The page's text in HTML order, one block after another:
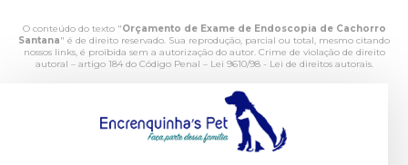
O conteúdo do texto "Orçamento de Exame de Endoscopia de Cachorro
Santana" é de direito reservado. Sua reprodução, parcial ou total, mesmo citando
nossos links, é proibida sem a autorização do autor. Crime de violação de direito
autoral – artigo 184 do Código Penal – Lei 9610/98 - Lei de direitos autorais.